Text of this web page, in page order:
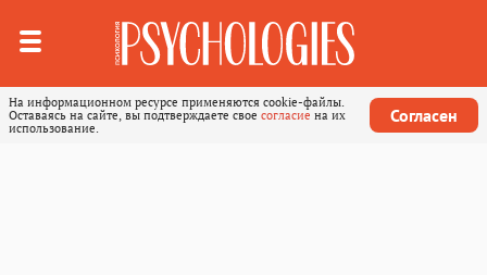
На информационном ресурсе применяются cookie-файлы.
Оставаясь на сайте, вы подтверждаете свое согласие на их
использование.
Согласен